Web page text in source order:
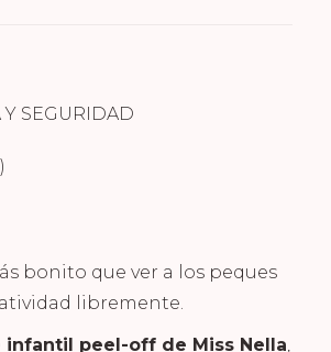
Y SEGURIDAD
bonito que ver a los peques
libremente.
infantil peel-off de Miss Nella